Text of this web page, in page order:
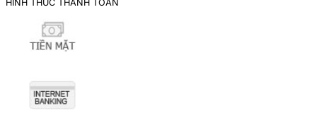
HÌNH THỨC THANH TOÁN